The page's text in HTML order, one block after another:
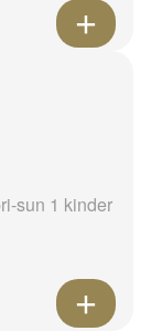
sun 1 kinder